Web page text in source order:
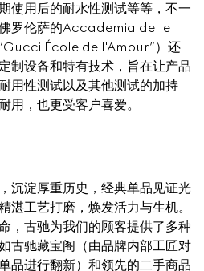
使用后的耐水性测试等等，不一
罗伦萨的Accademia delle
École de l'Amour”）还
制设备和特有技术，旨在让产品
用性测试以及其他测试的加持
用，也更受客户喜爱。
沉淀厚重历史，经典单品见证光
湛工艺打磨，焕发活力与生机。
，古驰为我们的顾客提供了多种
古驰藏宝阁（由品牌内部工匠对
品进行翻新）和领先的二手商品